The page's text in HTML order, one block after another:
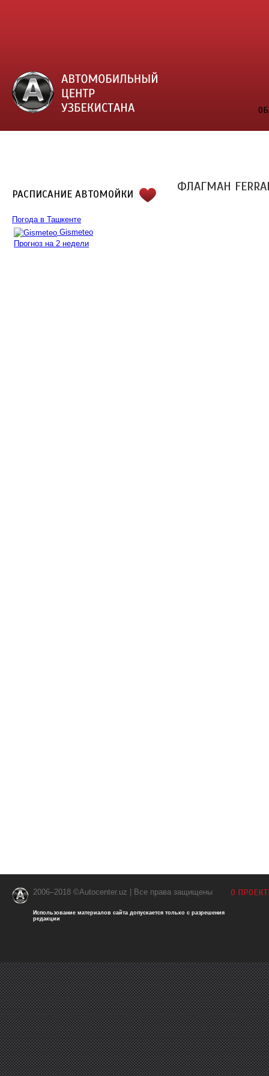
РАСПИСАНИЕ АВТОМОЙКИ
Погода в Ташкенте
Gismeteo
Прогноз на 2 недели
ФЛАГМАН
2006–2018 ©Autocenter.uz | Все права защищены
Использование материалов сайта допускается только с разрешения
редакции
О